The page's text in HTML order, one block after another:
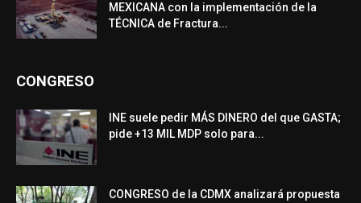
MEXICANA con la implementación de la
TÉCNICA de Fractura...
CONGRESO
INE suele pedir MÁS DINERO del que GASTA;
pide +13 MIL MDP solo para...
CONGRESO de la CDMX analizará propuesta